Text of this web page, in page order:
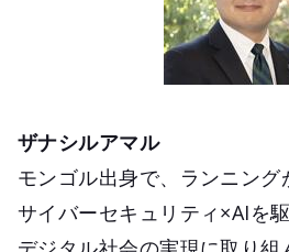
ザナシルアマル
モンゴル出身で、ランニング
サイバーセキュリティ×AIを